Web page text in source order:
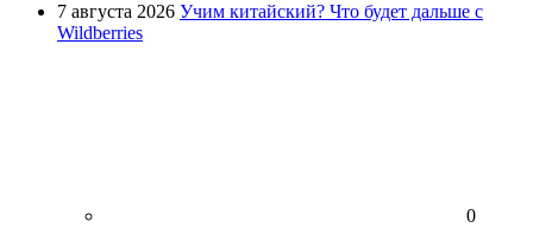
7 августа 2026 Учим китайский? Что будет дальше с
Wildberries
0